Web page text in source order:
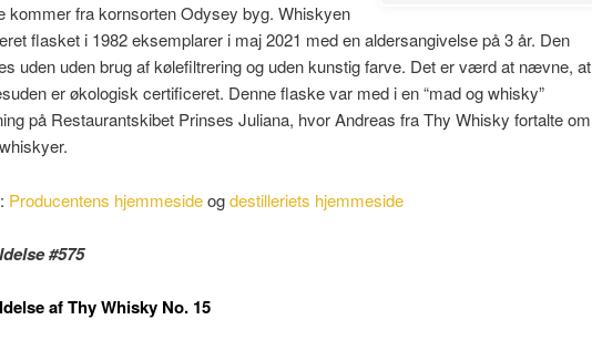
kommer fra kornsorten Odysey byg. Whiskyen
flasket i 1982 eksemplarer i maj 2021 med en aldersangivelse på 3 år. Den
uden uden brug af kølefiltrering og uden kunstig farve. Det er værd at nævne, at
er økologisk certificeret. Denne flaske var med i en “mad og whisky”
på Restaurantskibet Prinses Juliana, hvor Andreas fra Thy Whisky fortalte om
Producentens hjemmesideogdestilleriets hjemmeside
#575
af Thy Whisky No. 15